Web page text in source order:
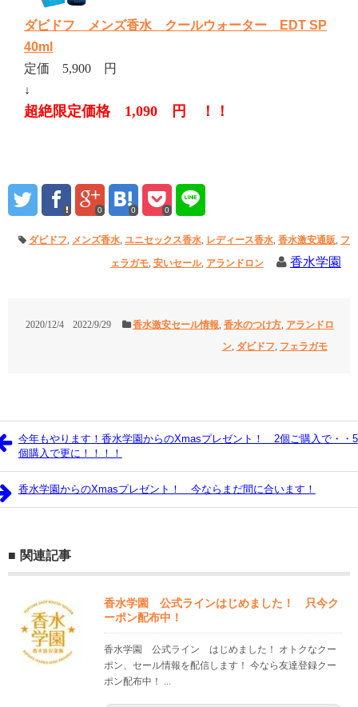
ダビドフ メンズ香水 クールウォーター EDT SP
40ml
定価 5,900 円
↓
超絶限定価格 1,090 円 ！！
0 0 0
ダビドフ, メンズ香水, ユニセックス香水, レディース香水, 香水激安通販, フ
ェラガモ, 安いセール, アランドロン 香水学園
2020/12/4 2022/9/29 香水激安セール情報, 香水のつけ方, アランドロ
ン, ダビドフ, フェラガモ
今年もやります！香水学園からのXmasプレゼント！ 2個ご購入で・・5
個購入で更に！！！！
香水学園からのXmasプレゼント！ 今ならまだ間に合います！
関連記事
香水学園 公式ラインはじめました！ 只今ク
ーポン配布中！
香水学園 公式ライン はじめました！ オトクなクー
ポン、セール情報を配信します！ 今なら友達登録クー
ポン配布中！ ...